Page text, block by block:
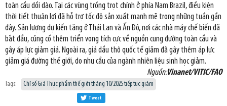
toàn cầu dồi dào. Tại các vùng trồng trọt chính ở phía Nam Brazil, điều kiện
thời tiết thuận lợi đã hỗ trợ tốc độ sản xuất mạnh mẽ trong những tuần gần
đây. Sản lượng dự kiến tăng ở Thái Lan và Ấn Độ, nơi các nhà máy chế biến đã
bắt đầu, củng cố thêm triển vọng tích cực về nguồn cung đường toàn cầu và
gây áp lực giảm giá. Ngoài ra, giá dầu thô quốc tế giảm đã gây thêm áp lực
giảm giá đường thế giới, do nhu cầu của ngành nhiên liệu sinh học giảm.
Nguồn:Vinanet/VITIC/FAO
Tags: Chỉ số Giá Thực phẩm thế giới tháng 10/2025 tiếp tục giảm
Tweet